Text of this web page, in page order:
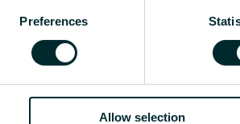
Preferences
Allow selection